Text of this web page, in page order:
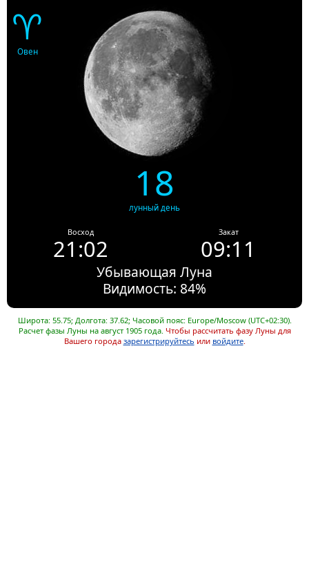
♈
Овен
18
лунный день
Восход
21:02
Закат
09:11
Убывающая Луна
Видимость: 84%
Широта: 55.75; Долгота: 37.62; Часовой пояс: Europe/Moscow (UTC+02:30).
Расчет фазы Луны на август 1905 года. Чтобы рассчитать фазу Луны для
Вашего города зарегистрируйтесь или войдите.